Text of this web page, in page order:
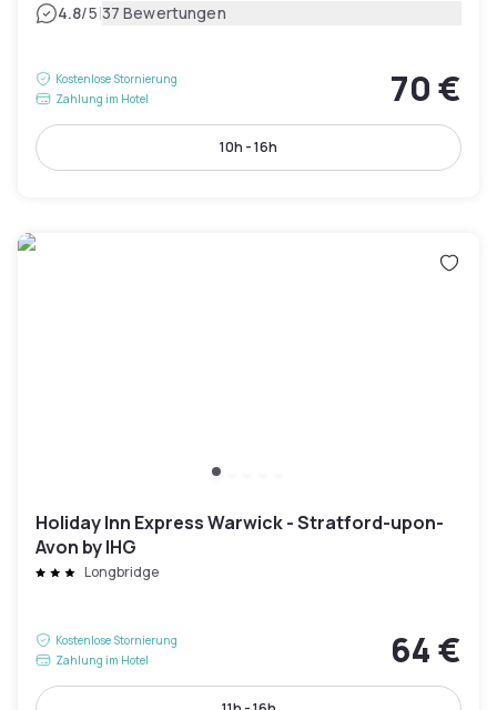
4.8/5|37 Bewertungen
Kostenlose Stornierung
Zahlung im Hotel
70 €
10h - 16h
Holiday Inn Express Warwick - Stratford-upon-
Avon by IHG
Longbridge
Kostenlose Stornierung
Zahlung im Hotel
64 €